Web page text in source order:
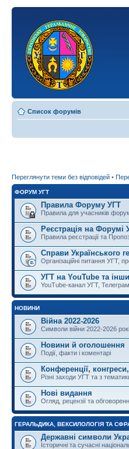
Список форумів
Переглянути теми без відповідей •
ФОРУМ УГТ
Правила Форуму УГТ
Правила для учасників
Реєстрація на Форумі
Правила реєстрації та
Справи Українського
Організаційні питання УГТ,
УГТ на YouTube та
YouTube-канал УГТ,
НОВИНИ
Війна 2022-2026
Символи війни 2022-2026
Новини й оголошення
Події, факти і коментарі
Конференції,
Різні заходи УГТ та з
Нові видання
Огляд, рецензії та
ГЕРАЛЬДИКА, ВЕКСИЛОЛОГІЯ ТА
Державні символи
Історичні та сучасні